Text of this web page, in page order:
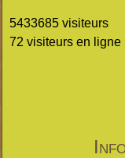
5433685 visiteurs
72 visiteurs en ligne